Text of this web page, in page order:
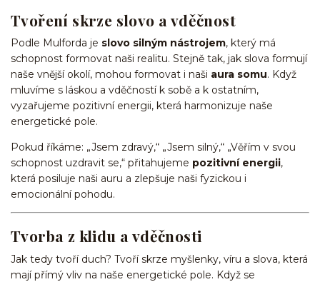
Tvoření skrze slovo a vděčnost
Podle Mulforda je slovo silným nástrojem, který má
schopnost formovat naši realitu. Stejně tak, jak slova formují
naše vnější okolí, mohou formovat i naši aura somu. Když
mluvíme s láskou a vděčností k sobě a k ostatním,
vyzařujeme pozitivní energii, která harmonizuje naše
energetické pole.
Pokud říkáme: „Jsem zdravý,“ „Jsem silný,“ „Věřím v svou
schopnost uzdravit se,“ přitahujeme pozitivní energii,
která posiluje naši auru a zlepšuje naši fyzickou i
emocionální pohodu.
Tvorba z klidu a vděčnosti
Jak tedy tvoří duch? Tvoří skrze myšlenky, víru a slova, která
mají přímý vliv na naše energetické pole. Když se